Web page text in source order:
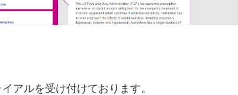
アルを受け付けております。